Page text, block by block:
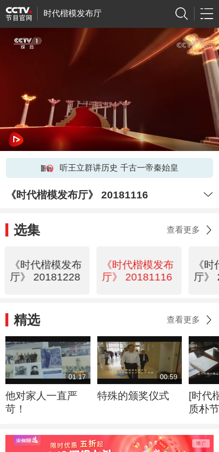
时代楷模发布厅
听王立群讲历史 千古一帝秦始皇
《时代楷模发布厅》 20181116
选集 查看更多
《时代楷模发布
厅》 20181228
《时代楷模发布
厅》 20181116
《
厅》
精选 查看更多
01:17
他对家人一直严
苛！
00:59
特殊的颁奖仪式
[时代
质朴节俭